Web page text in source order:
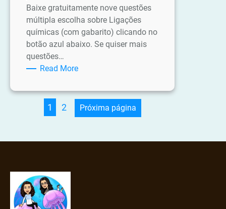
Baixe gratuitamente nove questões
múltipla escolha sobre Ligações
químicas (com gabarito) clicando no
botão azul abaixo. Se quiser mais
questões…
Read More:
de
química:
Ligações
1 2 Próxima página